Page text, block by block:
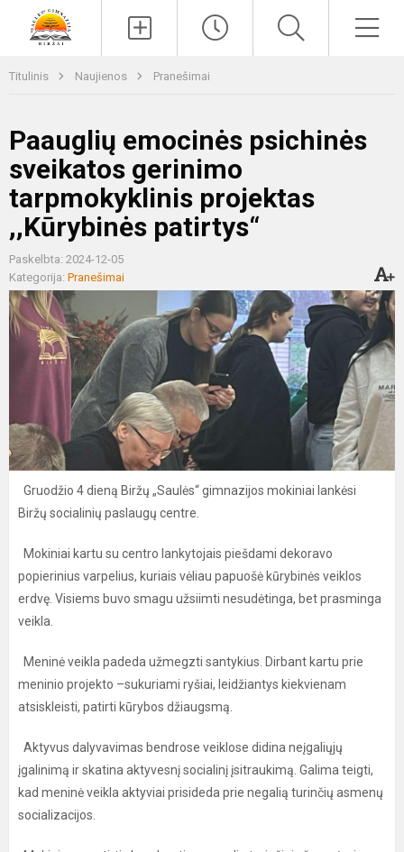
Titulinis Naujienos Pranešimai
Paauglių emocinės psichinės
sveikatos gerinimo
tarpmokyklinis projektas
,,Kūrybinės patirtys“
Paskelbta: 2024-12-05
Kategorija: Pranešimai
Gruodžio 4 dieną Biržų „Saulės“ gimnazijos mokiniai lankėsi
Biržų socialinių paslaugų centre.
Mokiniai kartu su centro lankytojais piešdami dekoravo
popierinius varpelius, kuriais vėliau papuošė kūrybinės veiklos
erdvę. Visiems buvo smagu užsiimti nesudėtinga, bet prasminga
veikla.
Meninė veikla padeda užmegzti santykius. Dirbant kartu prie
meninio projekto –sukuriami ryšiai, leidžiantys kiekvienam
atsiskleisti, patirti kūrybos džiaugsmą.
Aktyvus dalyvavimas bendrose veiklose didina neįgaliųjų
įgalinimą ir skatina aktyvesnį socialinį įsitraukimą. Galima teigti,
kad meninė veikla aktyviai prisideda prie negalią turinčių asmenų
socializacijos.